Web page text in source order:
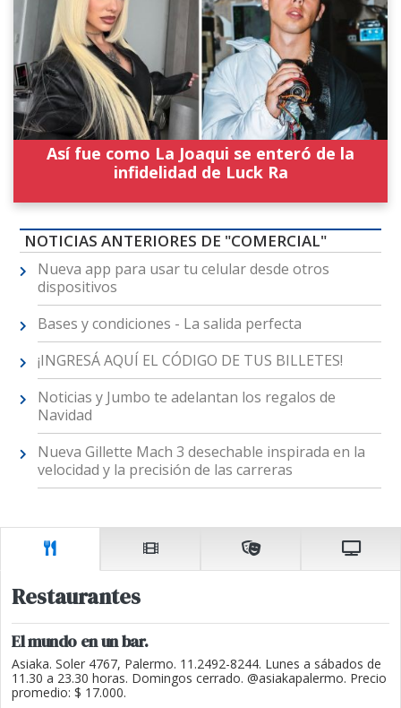
Así fue como La Joaqui se enteró de la
infidelidad de Luck Ra
NOTICIAS ANTERIORES DE "COMERCIAL"
Nueva app para usar tu celular desde otros
dispositivos
Bases y condiciones - La salida perfecta
¡INGRESÁ AQUÍ EL CÓDIGO DE TUS BILLETES!
Noticias y Jumbo te adelantan los regalos de
Navidad
Nueva Gillette Mach 3 desechable inspirada en la
velocidad y la precisión de las carreras
Restaurantes
El mundo en un bar.
Asiaka. Soler 4767, Palermo. 11.2492-8244. Lunes a sábados de
11.30 a 23.30 horas. Domingos cerrado. @asiakapalermo. Precio
promedio: $ 17.000.